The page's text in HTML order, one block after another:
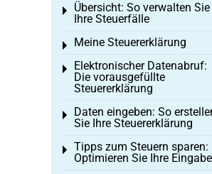
Übersicht: So verwalten Sie
Ihre Steuerfälle
Toggle menu
Meine Steuererklärung
Toggle menu
Elektronischer Datenabruf:
Die vorausgefüllte
Steuererklärung
Toggle menu
Daten eingeben: So
Sie Ihre Steuererklärung
Toggle menu
Tipps zum Steuern sparen:
Optimieren Sie Ihre
Toggle menu